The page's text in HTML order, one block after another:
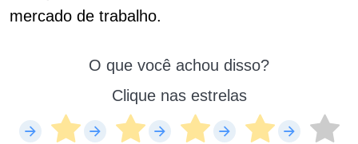
mercado de trabalho.
O que você achou disso?
Clique nas estrelas